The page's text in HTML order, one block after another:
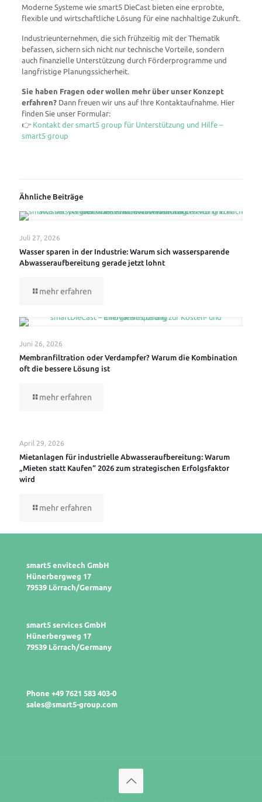
Moderne Systeme wie smart5 DieCast bieten eine erprobte,
flexible und wirtschaftliche Lösung für eine nachhaltige Zukunft.
Industrieunternehmen, die sich frühzeitig mit der Thematik
befassen, sichern sich nicht nur technische Vorteile, sondern
auch finanzielle Unterstützung durch Förderprogramme und
langfristige Planungssicherheit.
Sie haben Fragen oder wollen mehr über unser Konzept
erfahren?Dann freuen wir uns auf Ihre Kontaktaufnahme. Hier
finden Sie unser Formular:
👉 Kontakt der smart5 group für Unterstützung und Hilfe –
smart5 group
Ähnliche Beiträge
Juli 27, 2026
Wasser sparen in der Industrie: Warum sich wassersparende
Abwasseraufbereitung gerade jetzt lohnt
mehr erfahren
Juni 26, 2026
Membranfiltration oder Verdampfer? Warum die Kombination
oft die bessere Lösung ist
mehr erfahren
April 29, 2026
Mietanlagen für industrielle Abwasseraufbereitung: Warum
„Mieten statt Kaufen“ 2026 zum strategischen Erfolgsfaktor
wird
mehr erfahren
smart5 envitech GmbH
Hünerbergweg 17
79539 Lörrach/Germany
smart5 services GmbH
Hünerbergweg 17
79539 Lörrach/Germany
Phone +49 7621 583 403-0
sales@smart5-group.com